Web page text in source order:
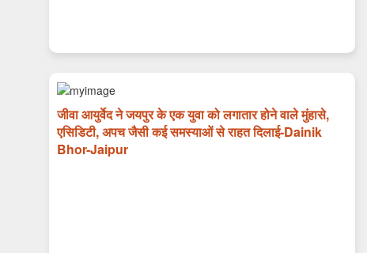
जीवा आयुर्वेद ने जयपुर के एक युवा को लगातार होने वाले मुंहासे,
एसिडिटी, अपच जैसी कई समस्याओं से राहत दिलाई-Dainik
Bhor-Jaipur